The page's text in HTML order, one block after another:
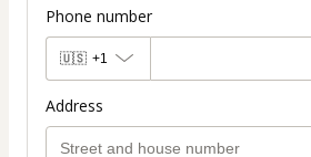
Phone number
🇺🇸 +1
Address